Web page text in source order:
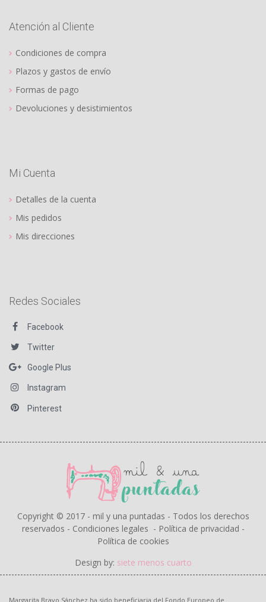
Atención al Cliente
Condiciones de compra
Plazos y gastos de envío
Formas de pago
Devoluciones y desistimientos
Mi Cuenta
Detalles de la cuenta
Mis pedidos
Mis direcciones
Redes Sociales
Facebook
Twitter
Google Plus
Instagram
Pinterest
Copyright © 2017 - mil y una puntadas - Todos los derechos
reservados - Condiciones legales - Política de privacidad -
Política de cookies
Design by: siete menos cuarto
Margarita Bravo Sánchez ha sido beneficiaria del Fondo Europeo de